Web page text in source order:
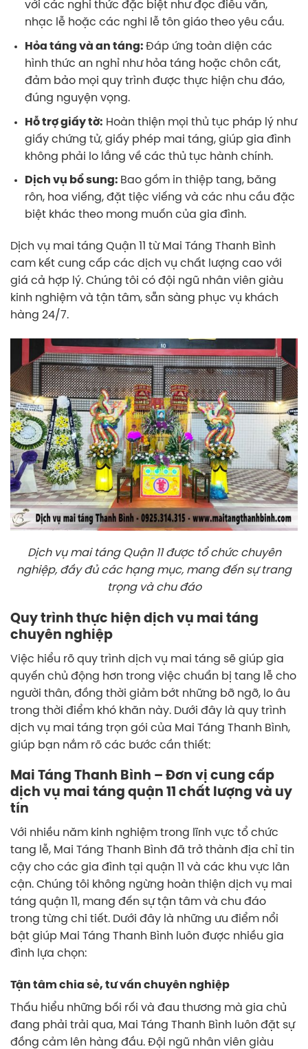
với các nghi thức đặc biệt như đọc điếu văn,
nhạc lễ hoặc các nghi lễ tôn giáo theo yêu cầu.
Hỏa táng và an táng: Đáp ứng toàn diện các
hình thức an nghỉ như hỏa táng hoặc chôn cất,
đảm bảo mọi quy trình được thực hiện chu đáo,
đúng nguyện vọng.
Hỗ trợ giấy tờ: Hoàn thiện mọi thủ tục pháp lý như
giấy chứng tử, giấy phép mai táng, giúp gia đình
không phải lo lắng về các thủ tục hành chính.
Dịch vụ bổ sung: Bao gồm in thiệp tang, băng
rôn, hoa viếng, đặt tiệc viếng và các nhu cầu đặc
biệt khác theo mong muốn của gia đình.
Dịch vụ mai táng Quận 11 từ Mai Táng Thanh Bình
cam kết cung cấp các dịch vụ chất lượng cao với
giá cả hợp lý. Chúng tôi có đội ngũ nhân viên giàu
kinh nghiệm và tận tâm, sẵn sàng phục vụ khách
hàng 24/7.
Dịch vụ mai táng Quận 11 được tổ chức chuyên
nghiệp, đầy đủ các hạng mục, mang đến sự trang
trọng và chu đáo
Quy trình thực hiện dịch vụ mai táng
chuyên nghiệp
Việc hiểu rõ quy trình dịch vụ mai táng sẽ giúp gia
quyến chủ động hơn trong việc chuẩn bị tang lễ cho
người thân, đồng thời giảm bớt những bỡ ngỡ, lo âu
trong thời điểm khó khăn này. Dưới đây là quy trình
dịch vụ mai táng trọn gói của Mai Táng Thanh Bình,
giúp bạn nắm rõ các bước cần thiết:
Mai Táng Thanh Bình – Đơn vị cung cấp
dịch vụ mai táng quận 11 chất lượng và uy
tín
Với nhiều năm kinh nghiệm trong lĩnh vực tổ chức
tang lễ, Mai Táng Thanh Bình đã trở thành địa chỉ tin
cậy cho các gia đình tại quận 11 và các khu vực lân
cận. Chúng tôi không ngừng hoàn thiện dịch vụ mai
táng quận 11, mang đến sự tận tâm và chu đáo
trong từng chi tiết. Dưới đây là những ưu điểm nổi
bật giúp Mai Táng Thanh Bình luôn được nhiều gia
đình lựa chọn:
Tận tâm chia sẻ, tư vấn chuyên nghiệp
Thấu hiểu những bối rối và đau thương mà gia chủ
đang phải trải qua, Mai Táng Thanh Bình luôn đặt sự
đồng cảm lên hàng đầu. Đội ngũ nhân viên giàu